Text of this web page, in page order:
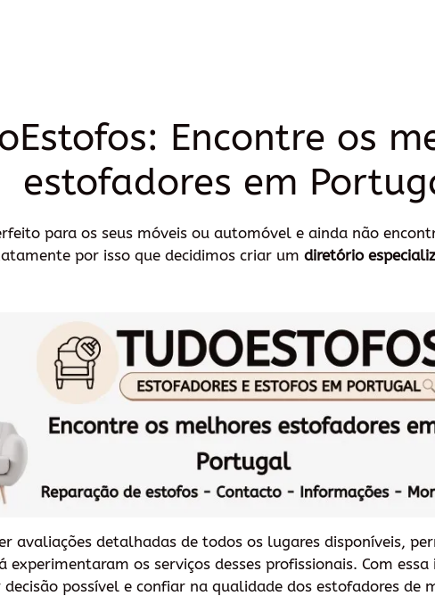
Encontre os
estofadores em
para os seus móveis ou automóvel e ainda não
por isso que decidimos criar um diretório
avaliações detalhadas de todos os lugares disponíveis,
experimentaram os serviços desses profissionais. Com
possível e confiar na qualidade dos estofadores de